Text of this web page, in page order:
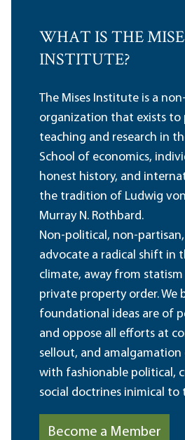
WHAT IS THE
INSTITUTE?
The Mises Institute is a
organization that exists to
teaching and research in
School of economics,
honest history, and
the tradition of Ludwig
Murray N. Rothbard.
Non-political, non-
advocate a radical shift in
climate, away from
private property order. We
foundational ideas are of
and oppose all efforts at
sellout, and amalgamation
with fashionable political,
social doctrines inimical to
Become a Member